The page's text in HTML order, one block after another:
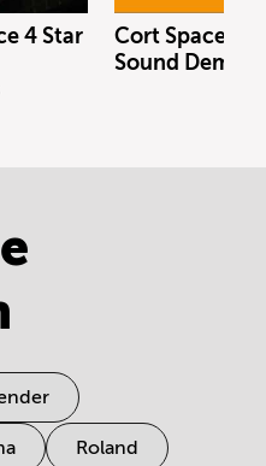
4 Star
Cort Space 4
Sound Demo
Roland